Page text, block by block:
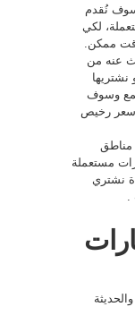
نُقدم
لكي
ممكن.
عنه من
نشتريها
وسوف
سعر رخيص
مناطق
مستعملة
نشتري